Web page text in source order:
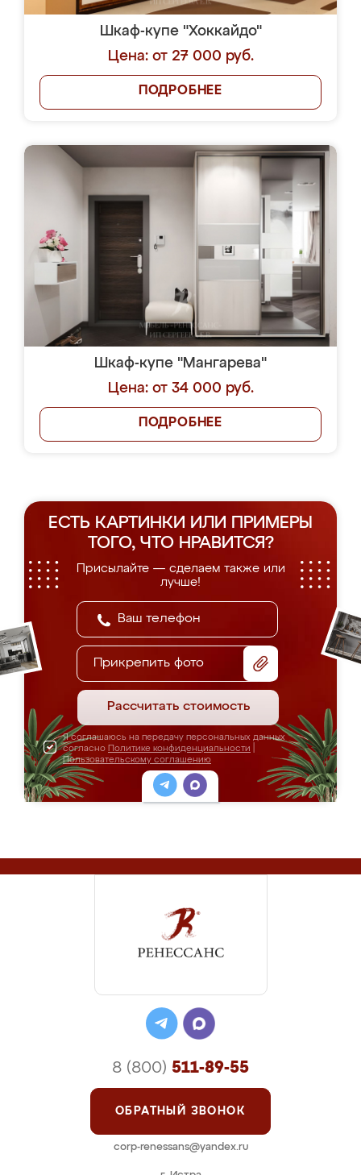
Шкаф-купе "Хоккайдо"
Цена: от 27 000 руб.
ПОДРОБНЕЕ
Шкаф-купе "Мангарева"
Цена: от 34 000 руб.
ПОДРОБНЕЕ
ЕСТЬ КАРТИНКИ ИЛИ ПРИМЕРЫ
ТОГО, ЧТО НРАВИТСЯ?
Присылайте — сделаем также или
лучше!
Прикрепить фото
Рассчитать стоимость
Я соглашаюсь на передачу персональных данных
согласно Политике конфиденциальности
Пользовательскому соглашению
8 (800) 511-89-55
ОБРАТНЫЙ ЗВОНОК
corp-renessans@yandex.ru